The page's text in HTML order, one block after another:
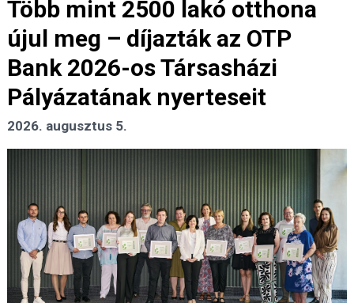
Több mint 2500 lakó otthona
újul meg – díjazták az OTP
Bank 2026-os Társasházi
Pályázatának nyerteseit
2026. augusztus 5.